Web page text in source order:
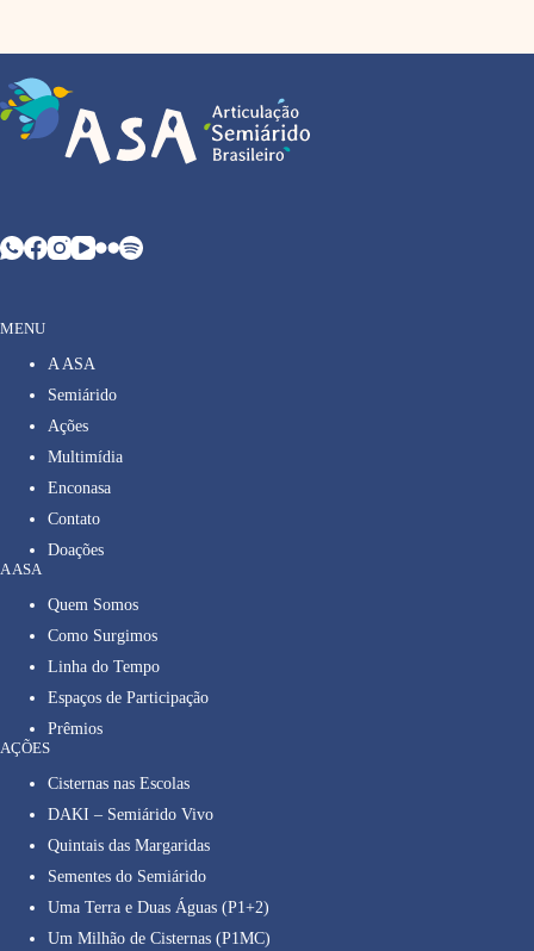
MENU
A ASA
Semiárido
Ações
Multimídia
Enconasa
Contato
Doações
A ASA
Quem Somos
Como Surgimos
Linha do Tempo
Espaços de Participação
Prêmios
AÇÕES
Cisternas nas Escolas
DAKI – Semiárido Vivo
Quintais das Margaridas
Sementes do Semiárido
Uma Terra e Duas Águas (P1+2)
Um Milhão de Cisternas (P1MC)